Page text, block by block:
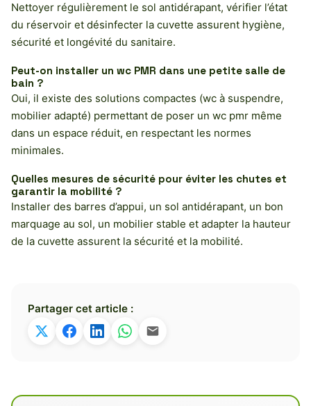
Nettoyer régulièrement le sol antidérapant, vérifier l’état
du réservoir et désinfecter la cuvette assurent hygiène,
sécurité et longévité du sanitaire.
Peut-on installer un wc PMR dans une petite salle de
bain ?
Oui, il existe des solutions compactes (wc à suspendre,
mobilier adapté) permettant de poser un wc pmr même
dans un espace réduit, en respectant les normes
minimales.
Quelles mesures de sécurité pour éviter les chutes et
garantir la mobilité ?
Installer des barres d’appui, un sol antidérapant, un bon
marquage au sol, un mobilier stable et adapter la hauteur
de la cuvette assurent la sécurité et la mobilité.
Partager cet article :